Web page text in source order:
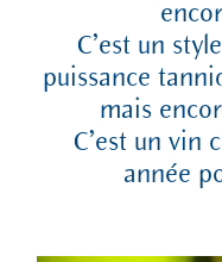
C’est un
puissance
mais
C’est un vin
année